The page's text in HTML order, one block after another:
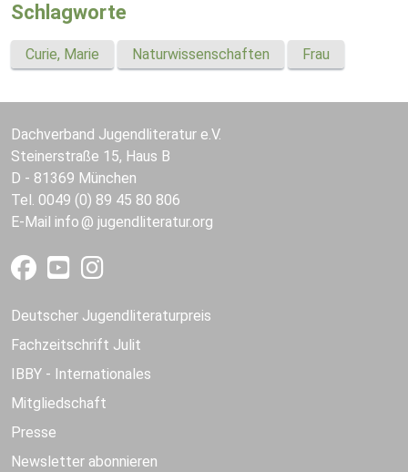
Schlagworte
Curie, Marie Naturwissenschaften Frau
Dachverband Jugendliteratur e.V.
Steinerstraße 15, Haus B
D - 81369 München
Tel. 0049 (0) 89 45 80 806
E-Mail info jugendliteratur.org
Deutscher Jugendliteraturpreis
Fachzeitschrift Julit
IBBY - Internationales
Mitgliedschaft
Presse
Newsletter abonnieren